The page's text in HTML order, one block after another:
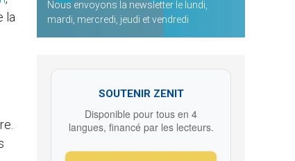
la
Nous envoyons la newsletter le lundi,
mardi, mercredi, jeudi et vendredi
SOUTENIR ZENIT
Disponible pour tous en 4
langues, financé par les lecteurs.